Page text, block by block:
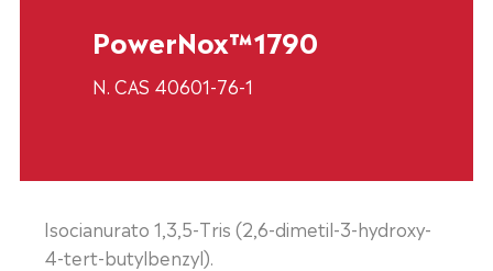
PowerNox™1790
N. CAS 40601-76-1
Isocianurato 1,3,5-Tris (2,6-dimetil-3-hydroxy-
4-tert-butylbenzyl).